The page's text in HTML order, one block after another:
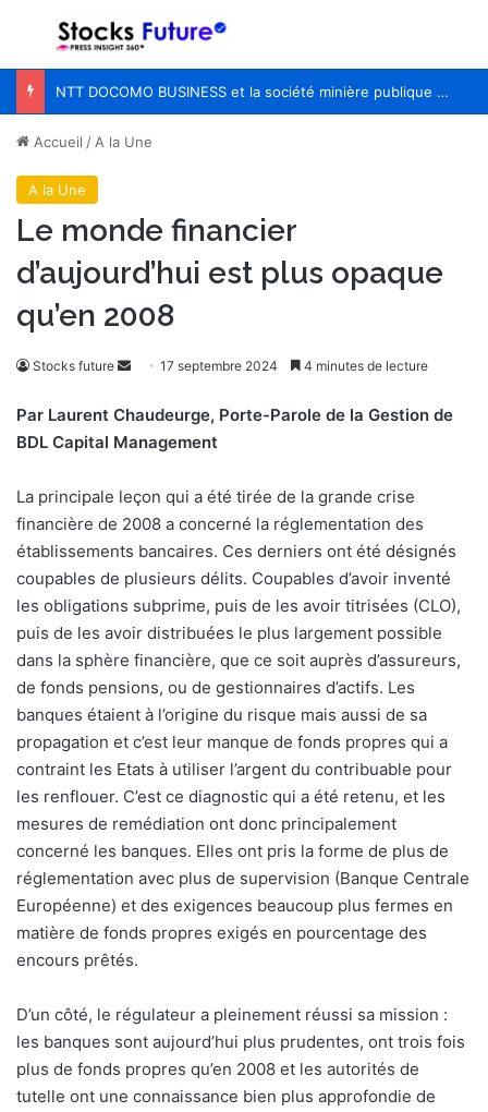
Menu
NTT DOCOMO BUSINESS et la société minière publique chilienne CODELCO lancent une étude et une validation de principe visant à améliorer l’efficacité des opérations à distance dans les mines de cuivre grâce à l’APN IOWN®
Accueil /A la Une
A la Une
Le monde financier
d’aujourd’hui est plus opaque
qu’en 2008
Stocks future
Envoyer
courriel
17 septembre 2024 4 minutes de lecture
Par Laurent Chaudeurge, Porte-Parole de la Gestion de
BDL Capital Management
La principale leçon qui a été tirée de la grande crise
financière de 2008 a concerné la réglementation des
établissements bancaires. Ces derniers ont été désignés
coupables de plusieurs délits. Coupables d’avoir inventé
les obligations subprime, puis de les avoir titrisées (CLO),
puis de les avoir distribuées le plus largement possible
dans la sphère financière, que ce soit auprès d’assureurs,
de fonds pensions, ou de gestionnaires d’actifs. Les
banques étaient à l’origine du risque mais aussi de sa
propagation et c’est leur manque de fonds propres qui a
contraint les Etats à utiliser l’argent du contribuable pour
les renflouer. C’est ce diagnostic qui a été retenu, et les
mesures de remédiation ont donc principalement
concerné les banques. Elles ont pris la forme de plus de
réglementation avec plus de supervision (Banque Centrale
Européenne) et des exigences beaucoup plus fermes en
matière de fonds propres exigés en pourcentage des
encours prêtés.
D’un côté, le régulateur a pleinement réussi sa mission :
les banques sont aujourd’hui plus prudentes, ont trois fois
plus de fonds propres qu’en 2008 et les autorités de
tutelle ont une connaissance bien plus approfondie de